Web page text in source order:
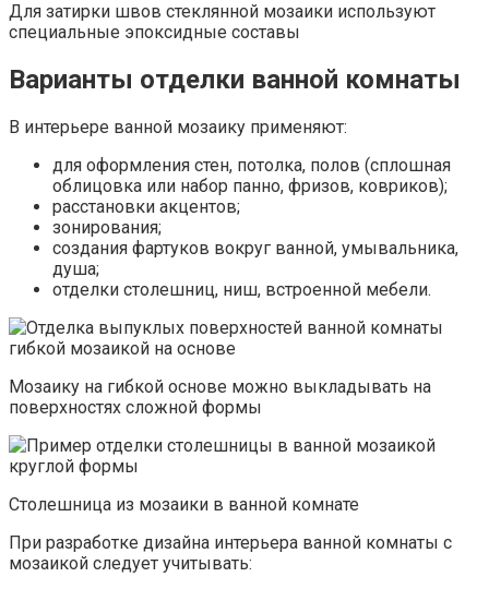
Для затирки швов стеклянной мозаики используют
специальные эпоксидные составы
Варианты отделки ванной комнаты
В интерьере ванной мозаику применяют:
для оформления стен, потолка, полов (сплошная
облицовка или набор панно, фризов, ковриков);
расстановки акцентов;
зонирования;
создания фартуков вокруг ванной, умывальника,
душа;
отделки столешниц, ниш, встроенной мебели.
Мозаику на гибкой основе можно выкладывать на
поверхностях сложной формы
Столешница из мозаики в ванной комнате
При разработке дизайна интерьера ванной комнаты с
мозаикой следует учитывать: